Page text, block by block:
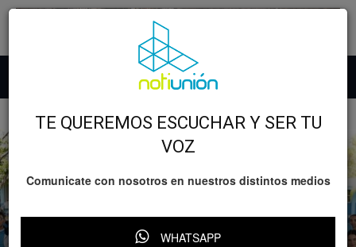
Desarrollo Educación
TE QUEREMOS ESCUCHAR Y SER TU
VOZ
Comunicate con nosotros en nuestros distintos medios
WHATSAPP